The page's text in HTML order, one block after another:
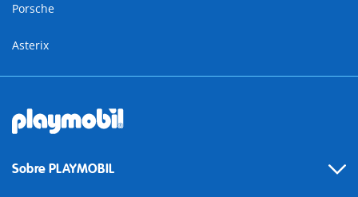
Porsche
Asterix
Sobre PLAYMOBIL